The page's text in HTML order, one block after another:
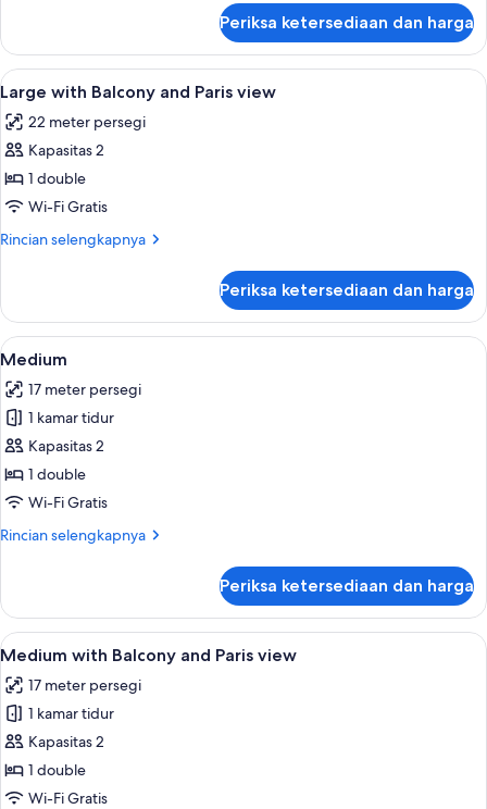
Large
Periksa ketersediaan dan harga
Lihat
semua
foto
untuk
Large
with
Balcony
view
Large with Balcony and Paris view |
10
Large with Balcony and Paris view
22 meter persegi
Kapasitas 2
1 double
Wi-Fi Gratis
Rincian selengkapnya
Rincian
Large
with
Balcony
Paris
view
Periksa ketersediaan dan harga
Lihat
semua
foto
untuk
Medium
Medium | Seprai antialergi, minibar
9
Medium
17 meter persegi
1 kamar tidur
Kapasitas 2
1 double
Wi-Fi Gratis
Rincian selengkapnya
Rincian
Medium
Periksa ketersediaan dan harga
Lihat
semua
foto
untuk
Medium
with
Balcony
Medium with Balcony and Paris
7
Medium with Balcony and Paris view
17 meter persegi
1 kamar tidur
Kapasitas 2
1 double
Wi-Fi Gratis